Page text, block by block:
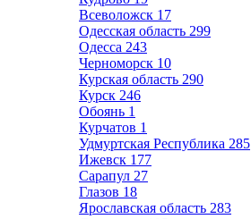
Всеволожск 17
Одесская область 299
Одесса 243
Черноморск 10
Курская область 290
Курск 246
Обоянь 1
Курчатов 1
Удмуртская Республика 285
Ижевск 177
Сарапул 27
Глазов 18
Ярославская область 283